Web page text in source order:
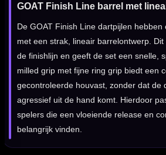
GOAT Finish Line barrel met
De GOAT Finish Line dartpijlen hebben
met een strak, lineair barrelontwerp.
de finishlijn en geeft de set een snelle,
milled grip met fijne ring grip biedt een
gecontroleerde houvast, zonder dat de
agressief uit de hand komt. Hierdoor
spelers die een vloeiende release en
belangrijk vinden.